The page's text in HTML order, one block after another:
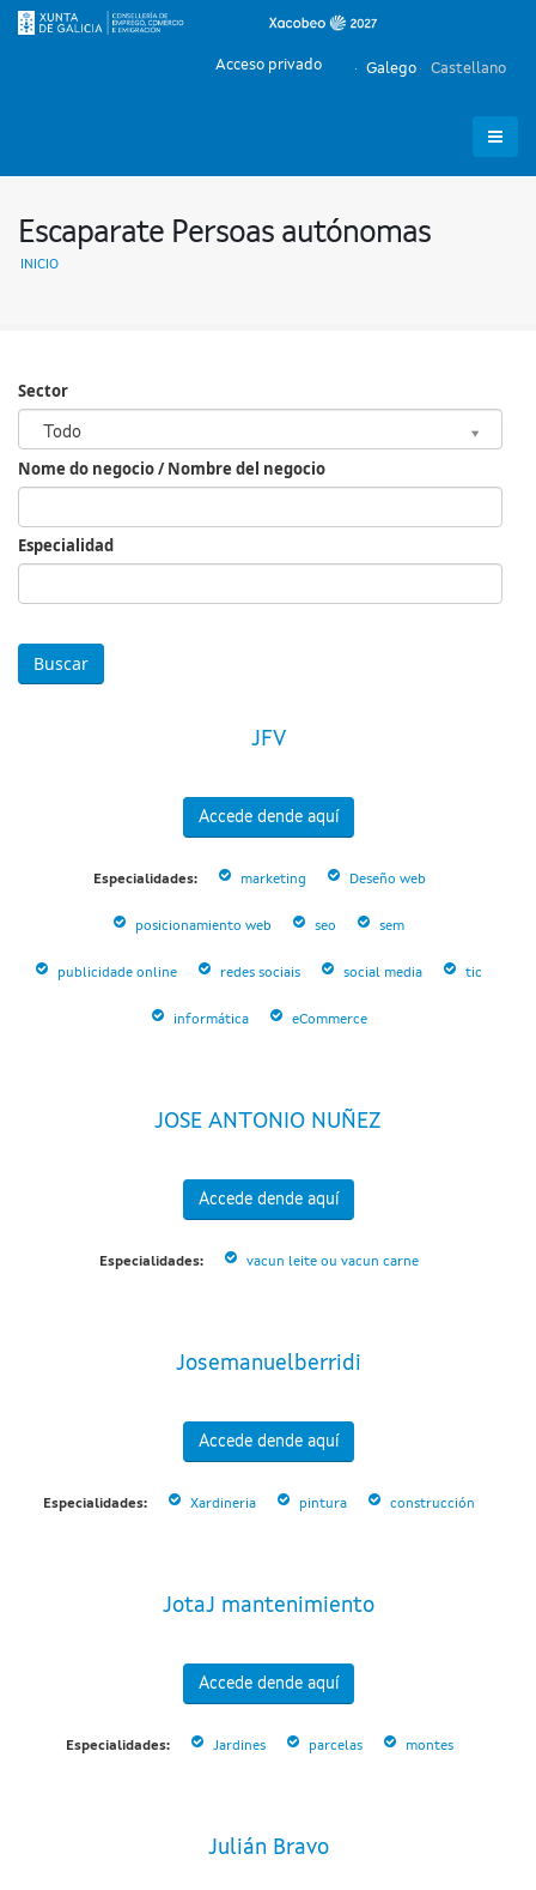
Galego Castellano
Acceso privado
Escaparate Persoas autónomas
INICIO
Sector
Todo
Sector
Nome do negocio / Nombre del negocio
Especialidad
JFV
Accede dende aquí
Especialidades: marketing Deseño web
posicionamiento web seo sem
publicidade online redes sociais social media tic
informática eCommerce
JOSE ANTONIO NUÑEZ
Accede dende aquí
Especialidades: vacun leite ou vacun carne
Josemanuelberridi
Accede dende aquí
Especialidades: Xardineria pintura construcción
JotaJ mantenimiento
Accede dende aquí
Especialidades: Jardines parcelas montes
Julián Bravo